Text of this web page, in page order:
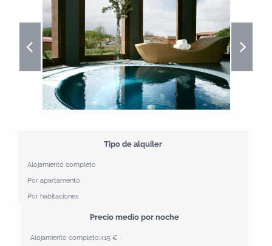
Tipo de alquiler
Alojamiento completo
Por apartamento
Por habitaciones
Precio medio por noche
Alojamiento completo:415 €